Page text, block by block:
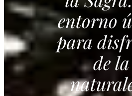
entorno
para
de la